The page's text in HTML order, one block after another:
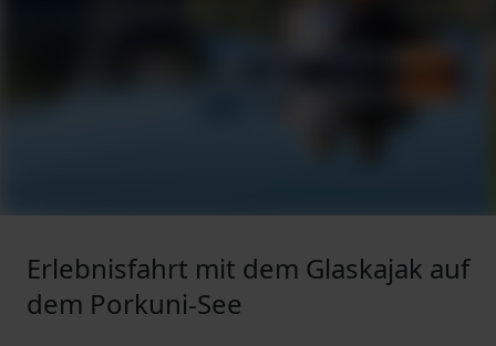
Erlebnisfahrt mit dem Glaskajak auf
dem Porkuni-See